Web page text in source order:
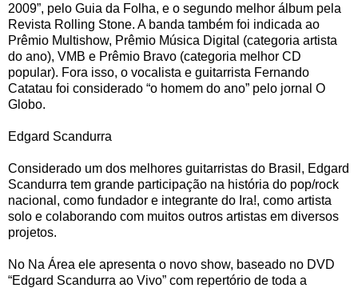
2009”, pelo Guia da Folha, e o segundo melhor álbum pela
Revista Rolling Stone. A banda também foi indicada ao
Prêmio Multishow, Prêmio Música Digital (categoria artista
do ano), VMB e Prêmio Bravo (categoria melhor CD
popular). Fora isso, o vocalista e guitarrista Fernando
Catatau foi considerado “o homem do ano” pelo jornal O
Globo.
Edgard Scandurra
Considerado um dos melhores guitarristas do Brasil, Edgard
Scandurra tem grande participação na história do pop/rock
nacional, como fundador e integrante do Ira!, como artista
solo e colaborando com muitos outros artistas em diversos
projetos.
No Na Área ele apresenta o novo show, baseado no DVD
“Edgard Scandurra ao Vivo” com repertório de toda a